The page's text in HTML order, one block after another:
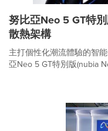
努比亞Neo 5 GT特
散熱架構
主打個性化潮流體驗的智
亞Neo 5 GT特別版(nubia